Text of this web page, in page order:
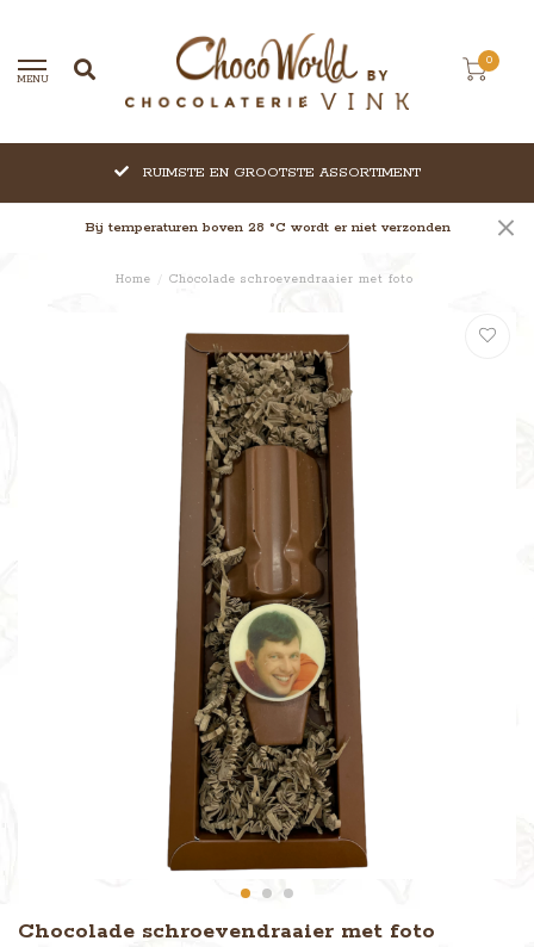
MENU
0
RUIMSTE EN GROOTSTE ASSORTIMENT
Bij temperaturen boven 28 °C wordt er niet verzonden
Home / Chocolade schroevendraaier met foto
Chocolade schroevendraaier met foto